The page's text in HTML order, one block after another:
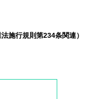
施行規則第234条関連）